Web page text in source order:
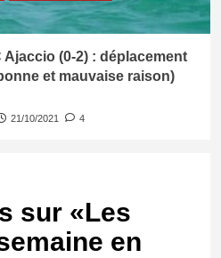
Ajaccio (0-2) : déplacement
et mauvaise raison)
21/10/2021 4
sur «Les
en